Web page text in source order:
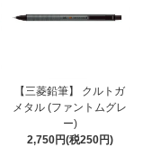
【三菱鉛筆】 クルトガ
メタル (ファントムグレ
ー)
2,750円(税250円)